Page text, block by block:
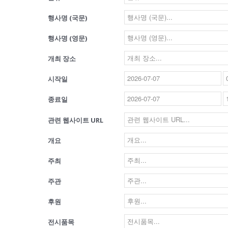
행사명 (국문)
행사명 (영문)
개최 장소
시작일
종료일
관련 웹사이트 URL
개요
주최
주관
후원
전시품목